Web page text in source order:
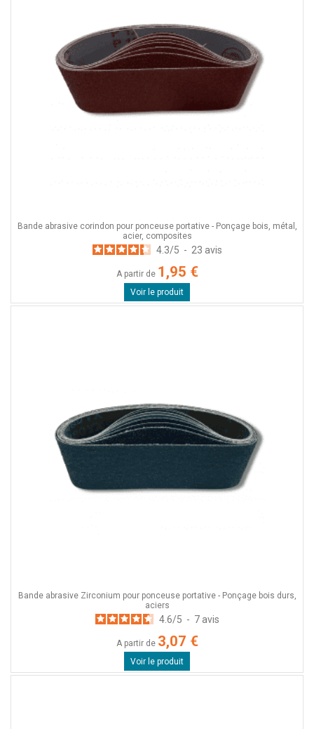
Bande abrasive corindon pour ponceuse portative - Ponçage bois, métal,
acier, composites
4.3/5 - 23 avis
A partir de 1,95 €
Voir le produit
Bande abrasive Zirconium pour ponceuse portative - Ponçage bois durs,
aciers
4.6/5 - 7 avis
A partir de 3,07 €
Voir le produit